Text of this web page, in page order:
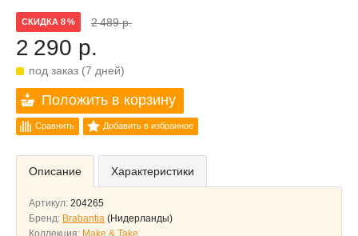
СКИДКА 8 % 2 489 р.
2 290 р.
под заказ (7 дней)
Положить в корзину
Сравнить Добавить в избранное
Описание Характеристики
Артикул: 204265
Бренд: Brabantia (Нидерланды)
Коллекция: Make & Take